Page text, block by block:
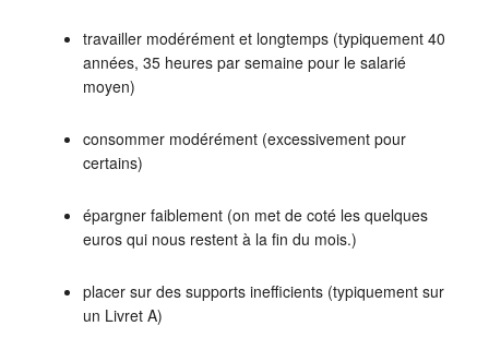
travailler modérément et longtemps (typiquement 40
années, 35 heures par semaine pour le salarié
moyen)
consommer modérément (excessivement pour
certains)
épargner faiblement (on met de coté les quelques
euros qui nous restent à la fin du mois.)
placer sur des supports inefficients (typiquement sur
un Livret A)